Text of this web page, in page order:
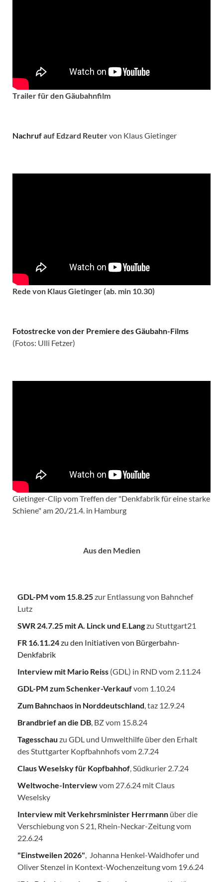
Trailer für den Gäubahnfilm
Nachrufauf Edzard Reutervon Klaus Gietinger
Rede von Klaus Gietinger (ab. min 10.30)
Fotostrecke von der Premiere des Gäubahn-Films
(Fotos: Ulli Fetzer)
Gietinger-Clip vom Treffen der "Denkfabrik für eine starke
Schiene" am 20./21.4. in Hamburg
Aus den Medien
GDL-PM vom 15.8.25zur Entlassung von Bahnchef
Lutz
SWR 24.7.25 mit A. Linck und E.Langzu Stuttgart21
FR 16.11.24zu den Initiativen von Bürgerbahn-
Denkfabrik
Interview mit Mario Reiss (GDL) in RND vom 2.11.24
GDL-PM zum Schenker-Verkaufvom 1.10.24
Zum Bahnchaos in Norddeutschland, taz 12.9.24
Brandbrief an die DB, BZ vom 15.8.24
Tagesschau zu GDL und Umwelthilfe über den Erhalt
des Stuttgarter Kopfbahnhofs vom 2.7.24
Claus Weselsky für Kopfbahhof, Südkurier 2.7.24
Weltwoche-Interviewvom 27.6.24 mit Claus
Weselsky
Interview mit Verkehrsminister Herrmann über die
Verschiebung von S 21, Rhein-Neckar-Zeitung vom
22.6.24
"Einstweilen 2026", Johanna Henkel-Waidhofer und
Oliver Stenzel in Kontext-Wochenzeitung vom 19.6.24